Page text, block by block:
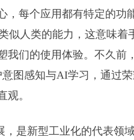
，每个应用都有特定的功
似人类的能力，这意味着
们的使用体验。不久前
图感知与AI学习，通过
。
是新型工业化的代表领